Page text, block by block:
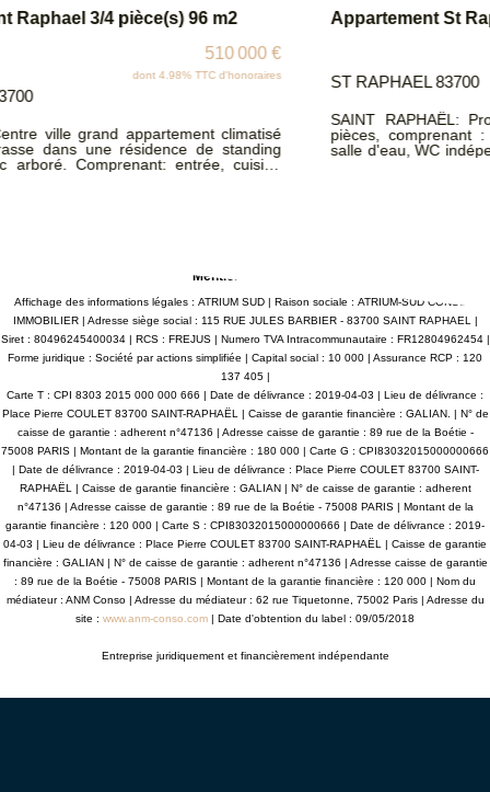
Appartement St Raphael 4 pièce(s) 72 m²
ST RAPHAEL 83700
SAINT RAPHAËL: Proche centre ville, appartement de 4
pièces, comprenant : séjour, cuisine, loggia, 3 chambres,
salle d'eau, WC indépendant. Beau potentiel à exploiter. Une
cave complète ce bien, stationnement libre. Situation idéale
Mentions légales
Affichage des informations légales : ATRIUM SUD | Raison sociale : ATRIUM-SUD CONSEIL
IMMOBILIER | Adresse siège social : 115 RUE JULES BARBIER - 83700 SAINT RAPHAEL |
Siret : 80496245400034 | RCS : FREJUS | Numero TVA Intracommunautaire : FR12804962454 |
Forme juridique : Société par actions simplifiée | Capital social : 10 000 | Assurance RCP : 120
137 405 |
Carte T : CPI 8303 2015 000 000 666 | Date de délivrance : 2019-04-03 | Lieu de délivrance :
Place Pierre COULET 83700 SAINT-RAPHAËL | Caisse de garantie financière : GALIAN. | N° de
caisse de garantie : adherent n°47136 | Adresse caisse de garantie : 89 rue de la Boétie -
75008 PARIS | Montant de la garantie financière : 180 000 | Carte G : CPI83032015000000666
| Date de délivrance : 2019-04-03 | Lieu de délivrance : Place Pierre COULET 83700 SAINT-
RAPHAËL | Caisse de garantie financière : GALIAN | N° de caisse de garantie : adherent
n°47136 | Adresse caisse de garantie : 89 rue de la Boétie - 75008 PARIS | Montant de la
garantie financière : 120 000 | Carte S : CPI83032015000000666 | Date de délivrance : 2019-
04-03 | Lieu de délivrance : Place Pierre COULET 83700 SAINT-RAPHAËL | Caisse de garantie
financière : GALIAN | N° de caisse de garantie : adherent n°47136 | Adresse caisse de garantie
: 89 rue de la Boétie - 75008 PARIS | Montant de la garantie financière : 120 000 | Nom du
médiateur : ANM Conso | Adresse du médiateur : 62 rue Tiquetonne, 75002 Paris | Adresse du
site : www.anm-conso.com | Date d'obtention du label : 09/05/2018
Entreprise juridiquement et financièrement indépendante